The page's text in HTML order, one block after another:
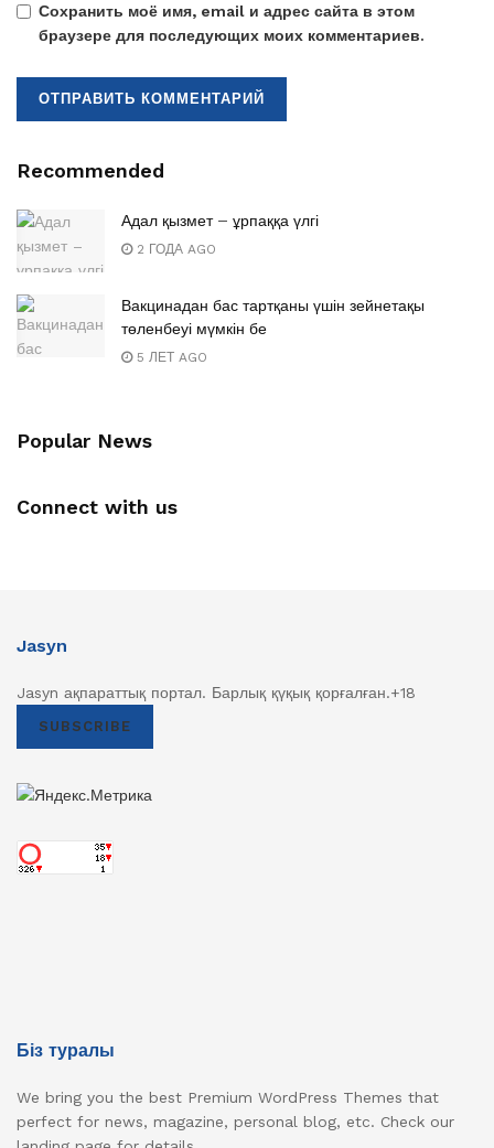
Сохранить моё имя, email и адрес сайта в этом
браузере для последующих моих комментариев.
Recommended
Адал қызмет – ұрпаққа үлгі
2 ГОДА AGO
Вакцинадан бас тартқаны үшін зейнетақы
төленбеуі мүмкін бе
5 ЛЕТ AGO
Popular News
Connect with us
Jasyn
Jasyn ақпараттық портал. Барлық қүқық қорғалған.+18
SUBSCRIBE
Біз туралы
We bring you the best Premium WordPress Themes that
perfect for news, magazine, personal blog, etc. Check our